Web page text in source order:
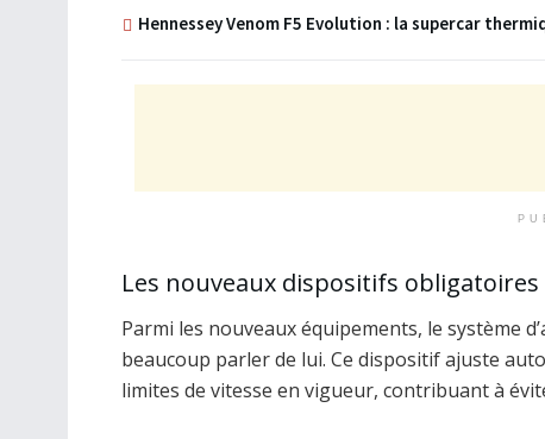
Hennessey Venom F5 Evolution : la supercar
Les nouveaux dispositifs obligatoires
Parmi les nouveaux équipements, le système
beaucoup parler de lui. Ce dispositif ajuste
limites de vitesse en vigueur, contribuant à